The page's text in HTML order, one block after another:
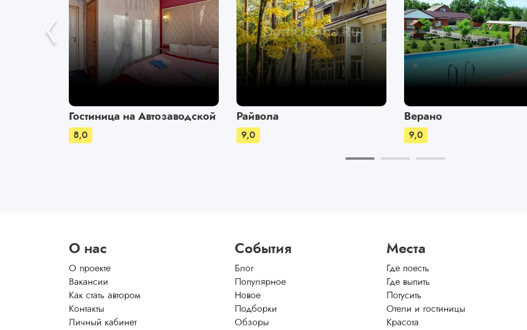
Гостиница на Автозаводской
8,0
Райвола
9,0
Верано
9,0
О нас
О проекте
Вакансии
Как стать автором
Контакты
Личный кабинет
События
Блог
Популярное
Новое
Подборки
Обзоры
Места
Где поесть
Где выпить
Потусить
Отели и гостиницы
Красота